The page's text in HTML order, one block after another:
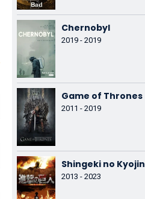
Chernobyl
2019 - 2019
Game of Thrones
2011 - 2019
Shingeki no Kyojin
2013 - 2023